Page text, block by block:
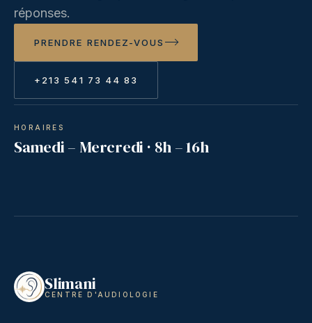
réponses.
PRENDRE RENDEZ-VOUS
+213 541 73 44 83
HORAIRES
Samedi – Mercredi · 8h – 16h
Slimani
CENTRE D'AUDIOLOGIE